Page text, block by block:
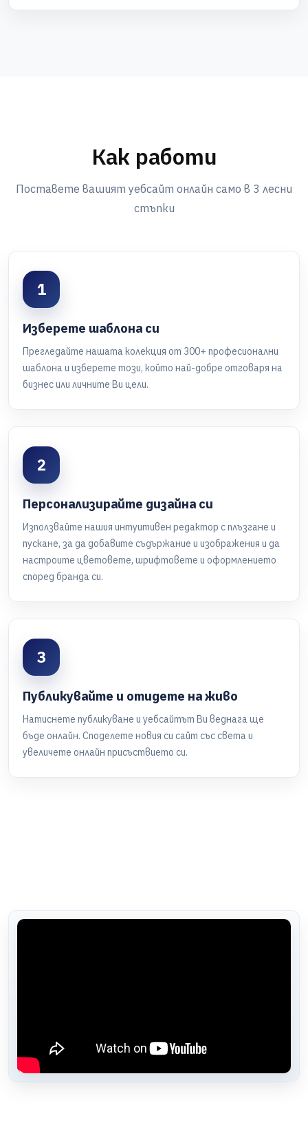
Как работи
Поставете вашият уебсайт онлайн само в 3 лесни
стъпки
1
Изберете шаблона си
Прегледайте нашата колекция от 300+ професионални
шаблона и изберете този, който най-добре отговаря на
бизнес или личните Ви цели.
2
Персонализирайте дизайна си
Използвайте нашия интуитивен редактор с плъзгане и
пускане, за да добавите съдържание и изображения и да
настроите цветовете, шрифтовете и оформлението
според бранда си.
3
Публикувайте и отидете на живо
Натиснете публикуване и уебсайтът Ви веднага ще
бъде онлайн. Споделете новия си сайт със света и
увеличете онлайн присъствието си.